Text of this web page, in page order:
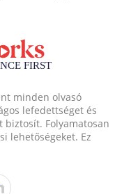
minden olvasó
lefedettséget és
biztosít. Folyamatosan
lehetőségeket. Ez